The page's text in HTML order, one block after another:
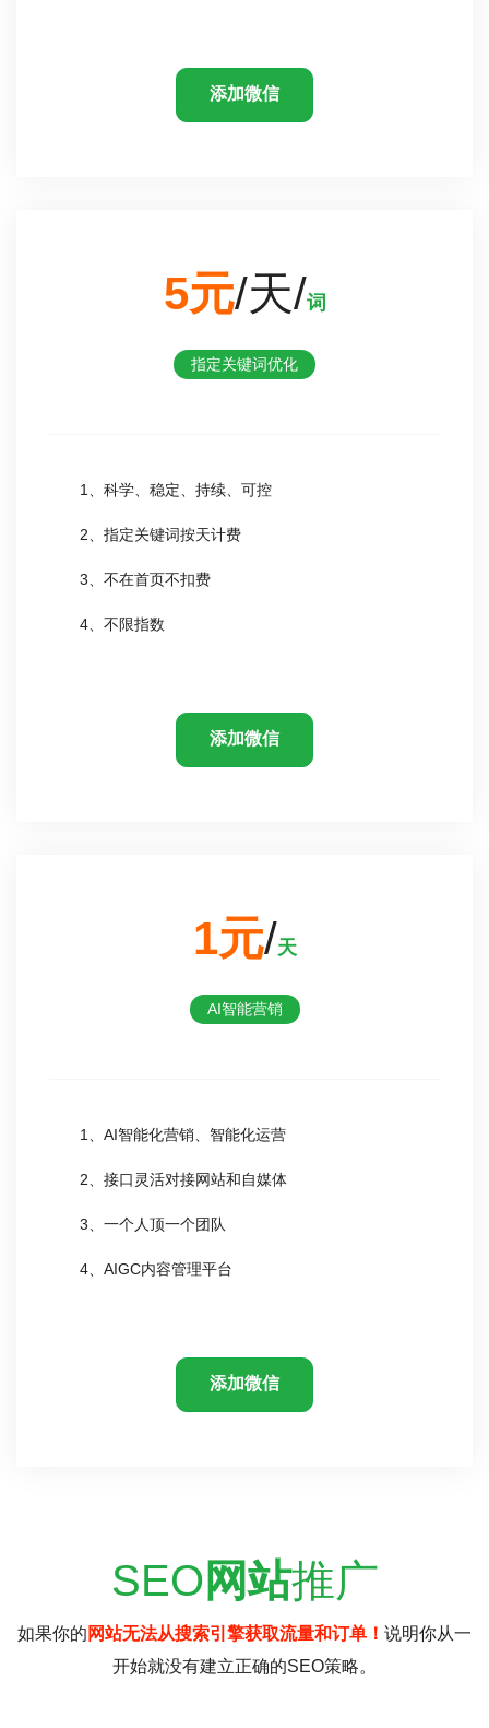
添加微信
5元/天/词
指定关键词优化
1、科学、稳定、持续、可控
2、指定关键词按天计费
3、不在首页不扣费
4、不限指数
添加微信
1元/天
AI智能营销
1、AI智能化营销、智能化运营
2、接口灵活对接网站和自媒体
3、一个人顶一个团队
4、AIGC内容管理平台
添加微信
SEO 网站推广
如果你的 网站无法从搜索引擎获取流量和订单！ 说明你从一
开始就没有建立正确的SEO策略。